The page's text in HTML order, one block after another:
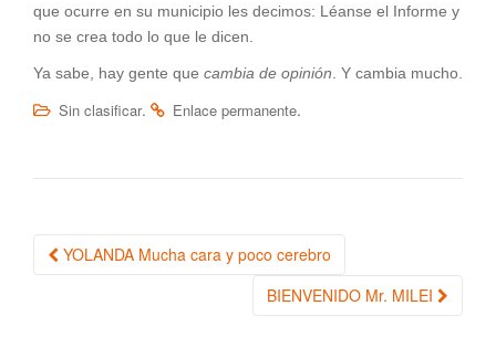
que ocurre en su municipio les decimos: Léanse el Informe y
no se crea todo lo que le dicen.
Ya sabe, hay gente que cambia de opinión . Y cambia mucho.
Sin clasificar. Enlace permanente.
Navegación de la entrada
YOLANDA Mucha cara y poco cerebro
BIENVENIDO Mr. MILEI